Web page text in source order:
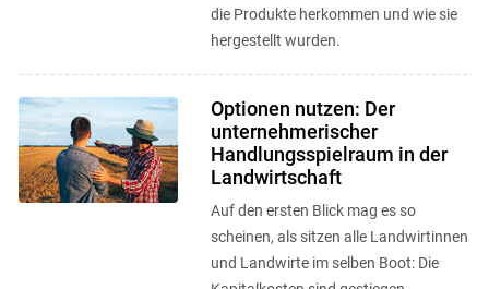
die Produkte herkommen und wie sie
hergestellt wurden.
Optionen nutzen: Der
unternehmerischer
Handlungsspielraum in der
Landwirtschaft
Auf den ersten Blick mag es so
scheinen, als sitzen alle Landwirtinnen
und Landwirte im selben Boot: Die